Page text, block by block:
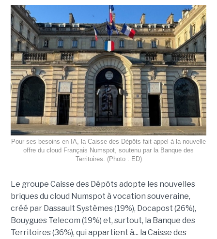
Pour ses besoins en IA, la Caisse des Dépôts fait appel à la nouvelle
offre du cloud Français Numspot, soutenu par la Banque des
Territoires. (Photo : ED)
Le groupe Caisse des Dépôts adopte les nouvelles
briques du cloud Numspot à vocation souveraine,
créé par Dassault Systèmes (19%), Docapost (26%),
Bouygues Telecom (19%) et, surtout, la Banque des
Territoires (36%), qui appartient à... la Caisse des